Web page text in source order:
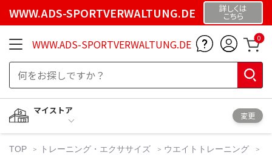
WWW.ADS-SPORTVERWALTUNG.DE 詳しくは
こちら
WWW.ADS-SPORTVERWALTUNG.DE 0
マイストア
変更
TOP トレーニング・エクササイズ
ウエイトトレーニング